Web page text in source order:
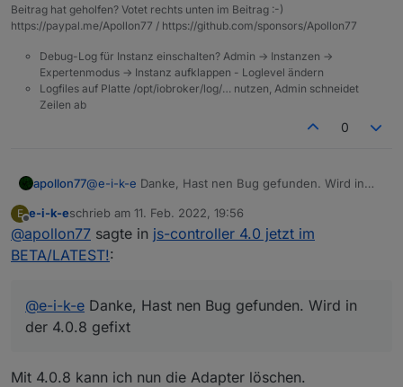
Beitrag hat geholfen? Votet rechts unten im Beitrag :-)
https://paypal.me/Apollon77 / https://github.com/sponsors/Apollon77
Debug-Log für Instanz einschalten? Admin -> Instanzen ->
Expertenmodus -> Instanz aufklappen - Loglevel ändern
Logfiles auf Platte /opt/iobroker/log/… nutzen, Admin schneidet
Zeilen ab
0
apollon77@e-i-k-e Danke, Hast nen Bug gefunden. Wird in
E
Offline
e-i-k-eschrieb am 11. Feb. 2022, 19:56
zuletzt editiert von
@apollon77 sagte in js-controller 4.0 jetzt im
BETA/LATEST!:
@e-i-k-e Danke, Hast nen Bug gefunden. Wird in
der 4.0.8 gefixt
Mit 4.0.8 kann ich nun die Adapter löschen.